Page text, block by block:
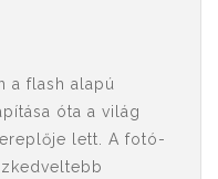
a flash alapú
óta a világ
lett. A fotó-